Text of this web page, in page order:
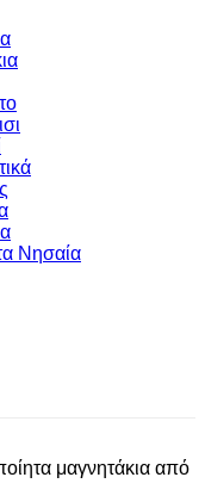
Νησαία
μαγνητάκια από